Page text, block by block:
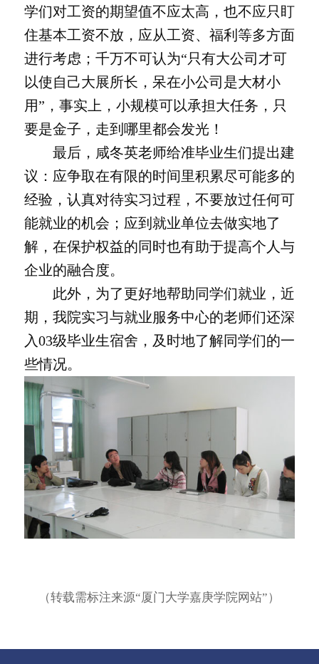
学们对工资的期望值不应太高，也不应只盯
住基本工资不放，应从工资、福利等多方面
进行考虑；千万不可认为“只有大公司才可
以使自己大展所长，呆在小公司是大材小
用”，事实上，小规模可以承担大任务，只
要是金子，走到哪里都会发光！
最后，咸冬英老师给准毕业生们提出建
议：应争取在有限的时间里积累尽可能多的
经验，认真对待实习过程，不要放过任何可
能就业的机会；应到就业单位去做实地了
解，在保护权益的同时也有助于提高个人与
企业的融合度。
此外，为了更好地帮助同学们就业，近
期，我院实习与就业服务中心的老师们还深
入03级毕业生宿舍，及时地了解同学们的一
些情况。
（转载需标注来源“厦门大学嘉庚学院网站”）